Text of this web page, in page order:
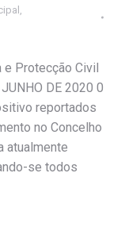
,
e Protecção Civil
DE 2020 0
reportados
no Concelho
atualmente
se todos